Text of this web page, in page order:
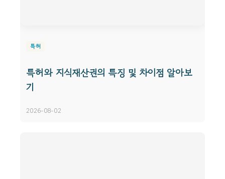
특허
특허와 지식재산권의 특징 및 차이점 알아보
기
2026-08-02